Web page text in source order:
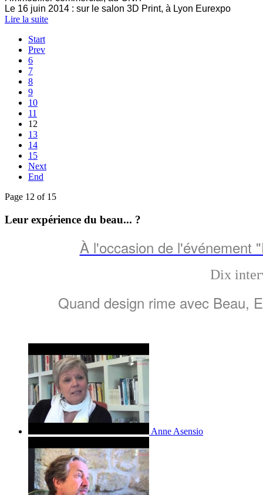
Le 16 juin 2014 : sur le salon 3D Print, à Lyon Eurexpo
Lire la suite
Start
Prev
6
7
8
9
10
11
12
13
14
15
Next
End
Page 12 of 15
Leur expérience du beau... ?
À l'occasion de l'événement
Dix
Quand design rime avec Beau,
Anne Asensio